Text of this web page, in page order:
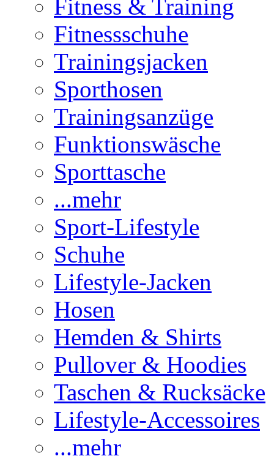
Fitness & Training
Fitnessschuhe
Trainingsjacken
Sporthosen
Trainingsanzüge
Funktionswäsche
Sporttasche
...mehr
Sport-Lifestyle
Schuhe
Lifestyle-Jacken
Hosen
Hemden & Shirts
Pullover & Hoodies
Taschen & Rucksäcke
Lifestyle-Accessoires
...mehr